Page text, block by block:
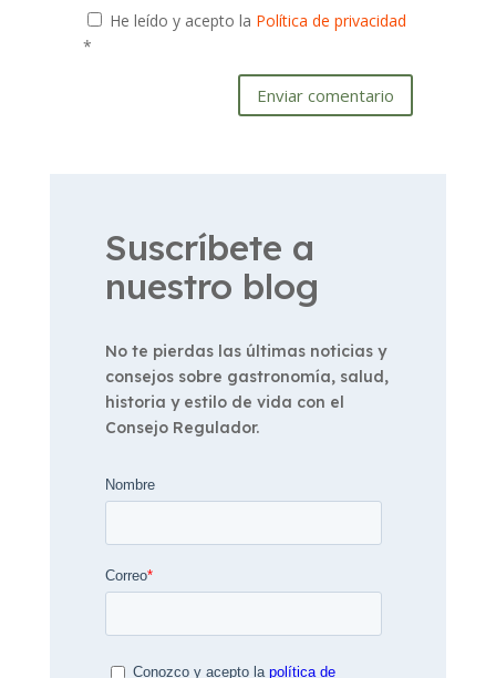
He leído y acepto la Política de privacidad
*
Enviar comentario
Suscríbete a
nuestro blog
No te pierdas las últimas noticias y
consejos sobre gastronomía, salud,
historia y estilo de vida con el
Consejo Regulador.